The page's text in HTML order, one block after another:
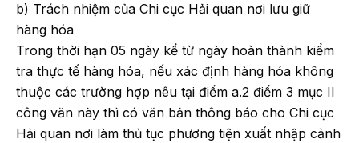
b) Trách nhiệm của Chi cục Hải quan nơi lưu giữ
hàng hóa
Trong thời hạn 05 ngày kể từ ngày hoàn thành kiểm
tra thực tế hàng hóa, nếu xác định hàng hóa không
thuộc các trường hợp nêu tại điểm a.2 điểm 3 mục II
công văn này thì có văn bản thông báo cho Chi cục
Hải quan nơi làm thủ tục phương tiện xuất nhập cảnh